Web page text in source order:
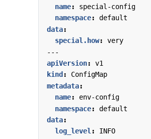
name:
special-config
namespace:
default
data:
special.how:
very
---
apiVersion:
v1
kind :
ConfigMap
metadata:
name:
env-config
namespace:
default
data:
log_level: INFO